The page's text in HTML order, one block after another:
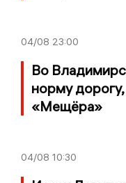
04/08 23:00
Во
норму
«Мещёра»
04/08 10:30